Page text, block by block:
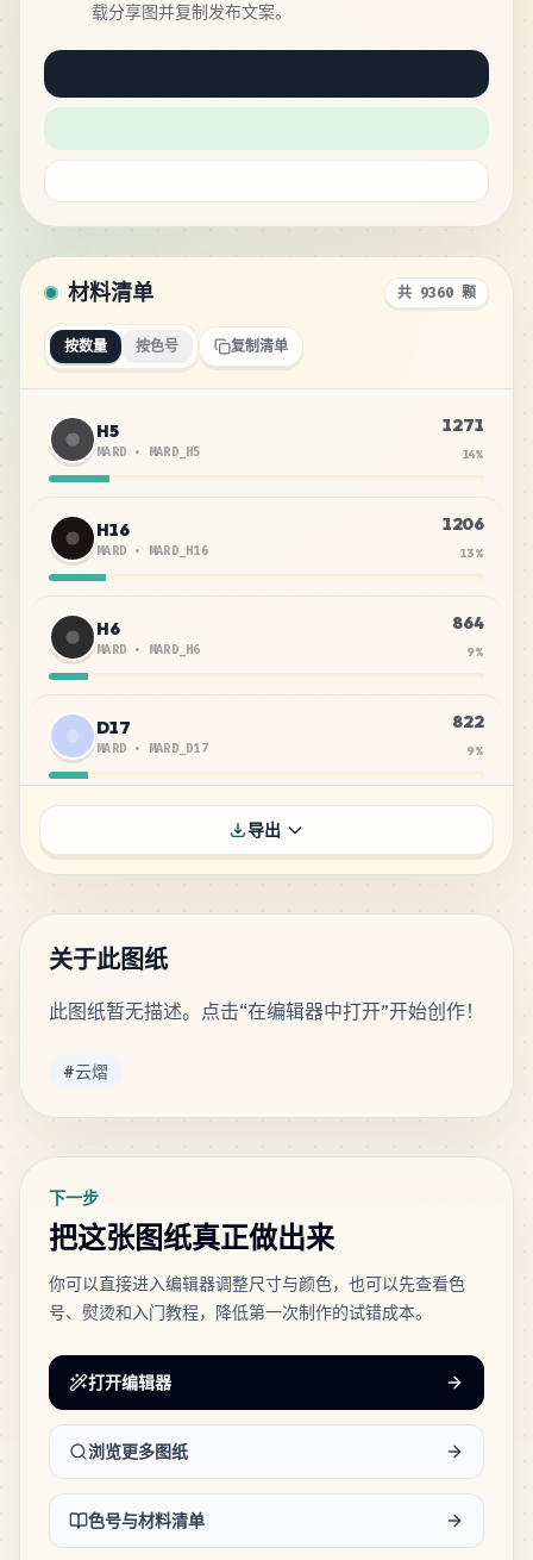
载分享图并复制发布文案。
材料清单 共 9360 颗
按数量 按色号 复制清单
H5
MARD • MARD_H5
1271
14%
H16
MARD • MARD_H16
1206
13%
H6
MARD • MARD_H6
864
9%
D17
MARD • MARD_D17
822
9%
%
MARD• MARD_C18
510
E23 360
H7 344
D1
MARD•MARD_D1
D11
MARD • MARD_M12
277
C28 257
%
导出
关于此图纸
此图纸暂无描述。点击“在编辑器中打开”开始创作！
标签
#云熠
下一步
把这张图纸真正做出来
你可以直接进入编辑器调整尺寸与颜色，也可以先查看色
号、熨烫和入门教程，降低第一次制作的试错成本。
打开编辑器
浏览更多图纸
色号与材料清单